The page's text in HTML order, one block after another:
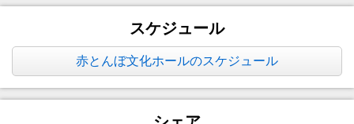
スケジュール
赤とんぼ文化ホールのスケジュール